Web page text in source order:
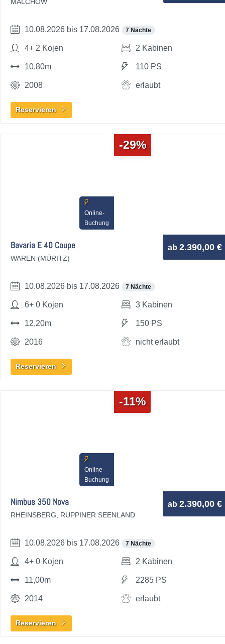
MALCHOW
10.08.2026 bis 17.08.2026 7 Nächte
4+ 2 Kojen 2 Kabinen
10,80m 110 PS
2008 erlaubt
Reservieren
-29%
Online-
Buchung
Bavaria E 40 Coupe
WAREN (MÜRITZ)
ab 2.390,00 €
10.08.2026 bis 17.08.2026 7 Nächte
6+ 0 Kojen 3 Kabinen
12,20m 150 PS
2016 nicht erlaubt
Reservieren
-11%
Online-
Buchung
Nimbus 350 Nova
RHEINSBERG, RUPPINER SEENLAND
ab 2.390,00 €
10.08.2026 bis 17.08.2026 7 Nächte
4+ 0 Kojen 2 Kabinen
11,00m 2285 PS
2014 erlaubt
Reservieren